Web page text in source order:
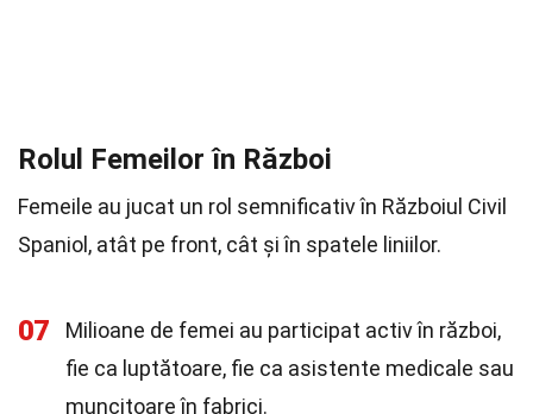
Rolul Femeilor în Război
Femeile au jucat un rol semnificativ în Războiul Civil
Spaniol, atât pe front, cât și în spatele liniilor.
07
Milioane de femei au participat activ în război,
fie ca luptătoare, fie ca asistente medicale sau
muncitoare în fabrici.